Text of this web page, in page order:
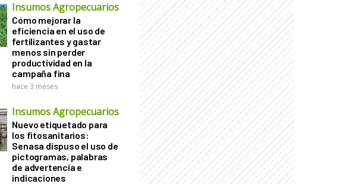
Insumos Agropecuarios
Cómo mejorar la
eficiencia en el uso de
fertilizantes y gastar
menos sin perder
productividad en la
campaña fina
hace 3 meses
Insumos Agropecuarios
Nuevo etiquetado para
los fitosanitarios:
Senasa dispuso el uso de
pictogramas, palabras
de advertencia e
indicaciones